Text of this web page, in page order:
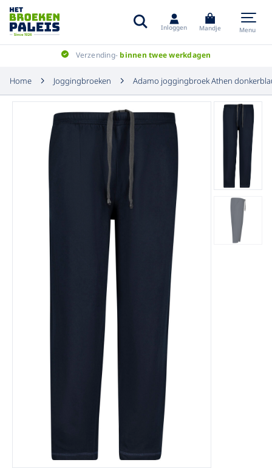
Inloggen Mandje Menu
Verzending- binnen twee werkdagen
Home Joggingbroeken Adamo joggingbroek Athen